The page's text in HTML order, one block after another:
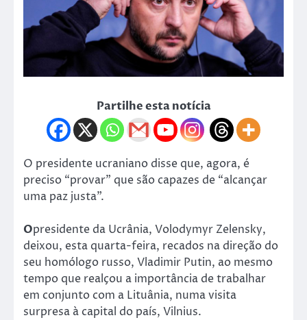
Partilhe esta notícia
O presidente ucraniano disse que, agora, é
preciso “provar” que são capazes de “alcançar
uma paz justa”.
Opresidente da Ucrânia, Volodymyr Zelensky,
deixou, esta quarta-feira, recados na direção do
seu homólogo russo, Vladimir Putin, ao mesmo
tempo que realçou a importância de trabalhar
em conjunto com a Lituânia, numa visita
surpresa à capital do país, Vilnius.